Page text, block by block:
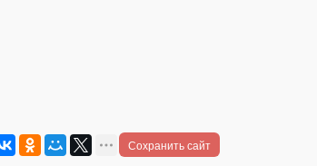
Сохранить сайт